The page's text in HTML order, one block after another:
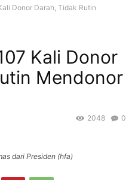
Donor Darah, Tidak Rutin
Kali Donor
Mendonor
0
2048
dari Presiden (hfa)